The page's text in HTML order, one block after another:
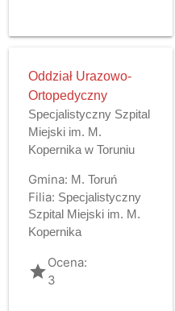
Oddział Urazowo-
Ortopedyczny
Specjalistyczny Szpital
Miejski im. M.
Kopernika w Toruniu
Gmina: M. Toruń
Filia: Specjalistyczny
Szpital Miejski im. M.
Kopernika
gradeOcena:
3